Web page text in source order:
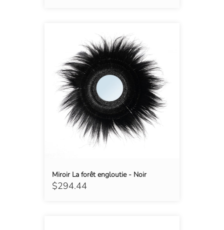
$294.44
Miroir La forêt engloutie - Noir